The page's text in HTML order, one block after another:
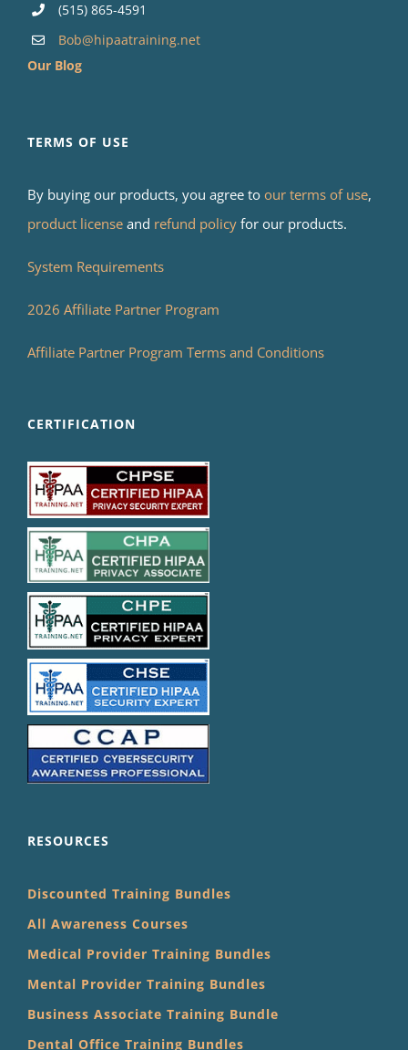
(515) 865-4591
Bob@hipaatraining.net
Our Blog
TERMS OF USE
By buying our products, you agree to our terms of use,
product license and refund policy for our products.
System Requirements
2026 Affiliate Partner Program
Affiliate Partner Program Terms and Conditions
CERTIFICATION
RESOURCES
Discounted Training Bundles
All Awareness Courses
Medical Provider Training Bundles
Mental Provider Training Bundles
Business Associate Training Bundle
Dental Office Training Bundles